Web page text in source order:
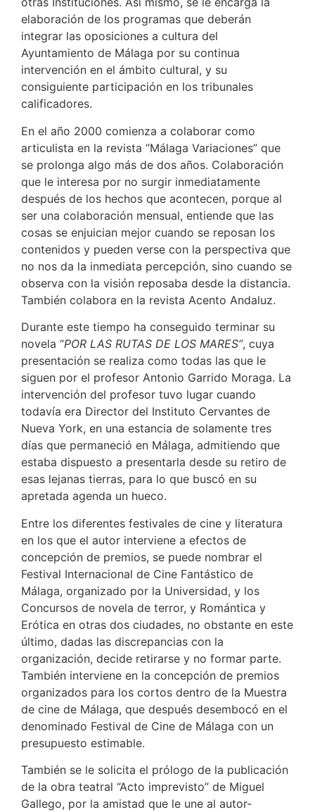
elaboración de los programas que deberán
integrar las oposiciones a cultura del
Ayuntamiento de Málaga por su continua
intervención en el ámbito cultural, y su
consiguiente participación en los tribunales
calificadores.
En el año 2000 comienza a colaborar como
articulista en la revista “Málaga Variaciones” que
se prolonga algo más de dos años. Colaboración
que le interesa por no surgir inmediatamente
después de los hechos que acontecen, porque al
ser una colaboración mensual, entiende que las
cosas se enjuician mejor cuando se reposan los
contenidos y pueden verse con la perspectiva que
no nos da la inmediata percepción, sino cuando se
observa con la visión reposaba desde la distancia.
También colabora en la revista Acento Andaluz.
Durante este tiempo ha conseguido terminar su
novela “POR LAS RUTAS DE LOS MARES”, cuya
presentación se realiza como todas las que le
siguen por el profesor Antonio Garrido Moraga. La
intervención del profesor tuvo lugar cuando
todavía era Director del Instituto Cervantes de
Nueva York, en una estancia de solamente tres
días que permaneció en Málaga, admitiendo que
estaba dispuesto a presentarla desde su retiro de
esas lejanas tierras, para lo que buscó en su
apretada agenda un hueco.
Entre los diferentes festivales de cine y literatura
en los que el autor interviene a efectos de
concepción de premios, se puede nombrar el
Festival Internacional de Cine Fantástico de
Málaga, organizado por la Universidad, y los
Concursos de novela de terror, y Romántica y
Erótica en otras dos ciudades, no obstante en este
último, dadas las discrepancias con la
organización, decide retirarse y no formar parte.
También interviene en la concepción de premios
organizados para los cortos dentro de la Muestra
de cine de Málaga, que después desembocó en el
denominado Festival de Cine de Málaga con un
presupuesto estimable.
También se le solicita el prólogo de la publicación
de la obra teatral “Acto imprevisto” de Miguel
Gallego, por la amistad que le une al autor-